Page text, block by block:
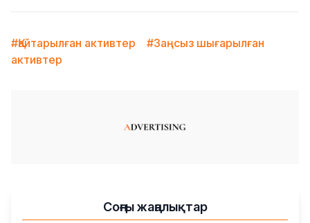
#Қайтарылған активтер
#Заңсыз шығарылған
активтер
Соңғы жаңалықтар